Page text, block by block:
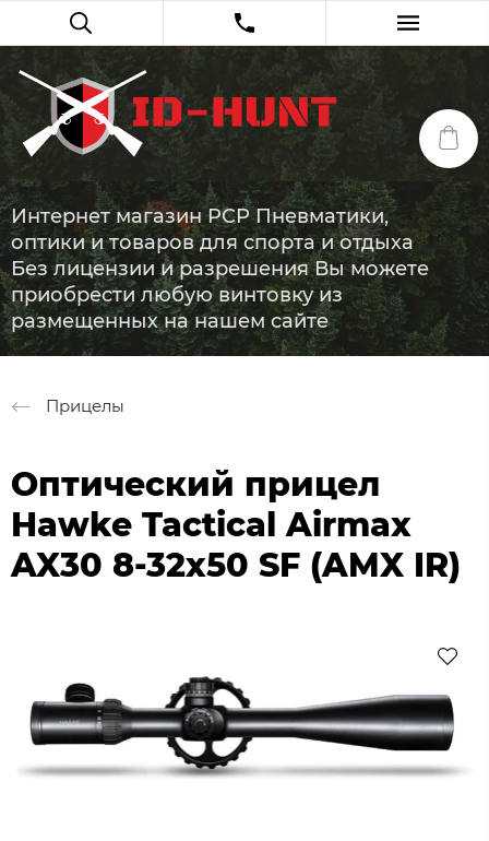
Интернет магазин PCP Пневматики,
оптики и товаров для спорта и отдыха
Без лицензии и разрешения Вы можете
приобрести любую винтовку из
размещенных на нашем сайте
Прицелы
Оптический прицел
Hawke Tactical Airmax
AX30 8-32x50 SF (AMX IR)